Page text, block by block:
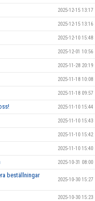
2025-12-15 13:17
2025-12-15 13:16
2025-12-10 15:48
2025-12-01 10:56
2025-11-28 20:19
2025-11-18 10:08
2025-11-18 09:57
2025-11-10 15:44
2025-11-10 15:43
2025-11-10 15:42
2025-11-10 15:40
2025-10-31 08:00
beställningar
2025-10-30 15:27
2025-10-30 15:23